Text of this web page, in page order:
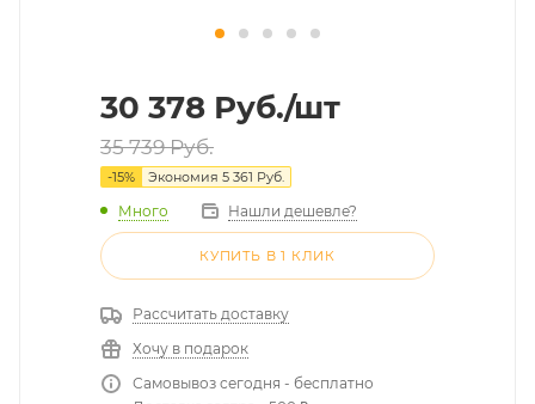
30 378 Руб./шт
35 739Руб.
-15% Экономия 5 361 Руб.
Много Нашли дешевле?
КУПИТЬ В 1 КЛИК
Рассчитать доставку
Хочу в подарок
Самовывоз сегодня - бесплатно